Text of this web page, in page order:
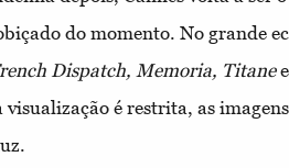
do momento. No grande
Dispatch, Memoria, Titane
visualização é restrita, as